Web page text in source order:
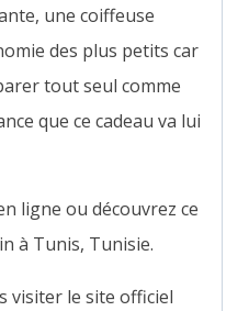
une coiffeuse
des plus petits car
tout seul comme
que ce cadeau va lui
ligne ou découvrez ce
à Tunis, Tunisie.
visiter le site officiel